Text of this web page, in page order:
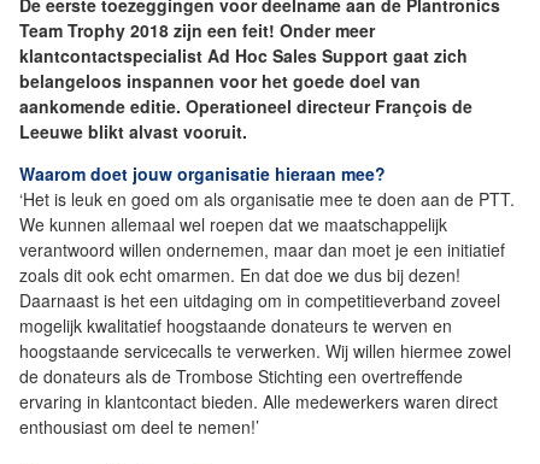
De eerste toezeggingen voor deelname aan de Plantronics
Team Trophy 2018 zijn een feit! Onder meer
klantcontactspecialist Ad Hoc Sales Support gaat zich
belangeloos inspannen voor het goede doel van
aankomende editie. Operationeel directeur François de
Leeuwe blikt alvast vooruit.
Waarom doet jouw organisatie hieraan mee?
‘Het is leuk en goed om als organisatie mee te doen aan de PTT.
We kunnen allemaal wel roepen dat we maatschappelijk
verantwoord willen ondernemen, maar dan moet je een initiatief
zoals dit ook echt omarmen. En dat doe we dus bij dezen!
Daarnaast is het een uitdaging om in competitieverband zoveel
mogelijk kwalitatief hoogstaande donateurs te werven en
hoogstaande servicecalls te verwerken. Wij willen hiermee zowel
de donateurs als de Trombose Stichting een overtreffende
ervaring in klantcontact bieden. Alle medewerkers waren direct
enthousiast om deel te nemen!’